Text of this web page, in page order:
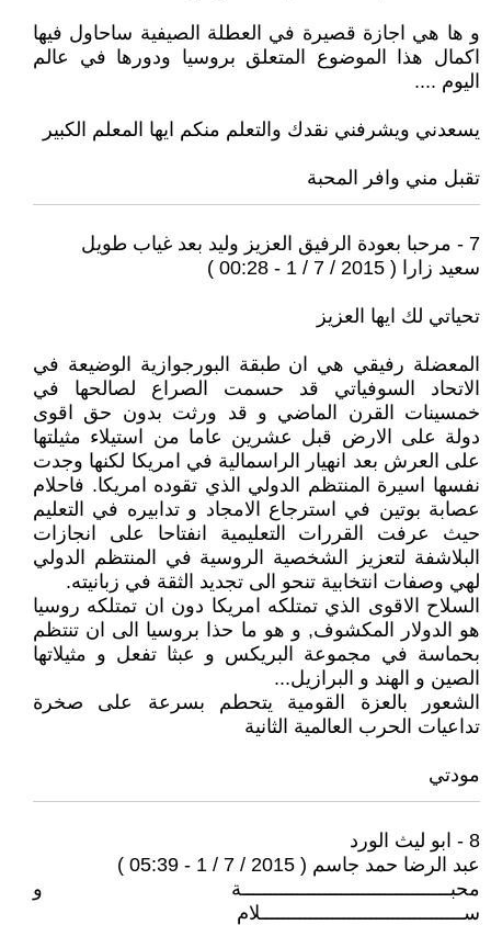
و ها هي اجازة قصيرة في العطلة الصيفية ساحاول فيها
اكمال هذا الموضوع المتعلق بروسيا ودورها في عالم
اليوم ....
يسعدني ويشرفني نقدك والتعلم منكم ايها المعلم الكبير
تقبل مني وافر المحبة
7 - مرحبا بعودة الرفيق العزيز وليد بعد غياب طويل
سعيد زارا ( 2015 / 7 / 1 - 00:28 )
تحياتي لك ايها العزيز
المعضلة رفيقي هي ان طبقة البورجوازية الوضيعة في
الاتحاد السوفياتي قد حسمت الصراع لصالحها في
خمسينات القرن الماضي و قد ورثت بدون حق اقوى
دولة على الارض قبل عشرين عاما من استيلاء مثيلتها
على العرش بعد انهيار الراسمالية في امريكا لكنها وجدت
نفسها اسيرة المنتظم الدولي الذي تقوده امريكا. فاحلام
عصابة بوتين في استرجاع الامجاد و تدابيره في التعليم
حيث عرفت القررات التعليمية انفتاحا على انجازات
البلاشفة لتعزيز الشخصية الروسية في المنتظم الدولي
لهي وصفات انتخابية تنحو الى تجديد الثقة في زبانيته.
السلاح الاقوى الذي تمتلكه امريكا دون ان تمتلكه روسيا
هو الدولار المكشوف, و هو ما حذا بروسيا الى ان تنتظم
بحماسة في مجموعة البريكس و عبثا تفعل و مثيلاتها
الصين و الهند و البرازيل...
الشعور بالعزة القومية يتحطم بسرعة على صخرة
تداعيات الحرب العالمية الثانية
مودتي
8 - ابو ليث الورد
عبد الرضا حمد جاسم ( 2015 / 7 / 1 - 05:39 )
محبــــــــــــــــــــــــــــــــــــــة و
ســـــــــــــــــــــــــــــــــــــلام